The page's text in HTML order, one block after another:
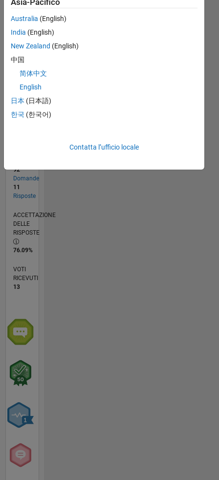
20
L
08/11
03/13
10/14
05/16
12/17
07/19
02/21
09/22
04/24
11/25
05/13
02/15
11/16
08/18
05/20
02/22
11/23
08/25
09/13
10/15
11/17
12/19
01/22
02/24
03/26
CRONOLOGIA
RANK
3.619
302.025
92
Domande
11
Risposte
ACCETTAZIONE
DELLE
RISPOSTE
76.09%
VOTI
RICEVUTI
13
Asia-Pacifico
Australia (English)
India (English)
New Zealand (English)
中国
简体中文
English
日本 (日本語)
한국 (한국어)
Contatta l’ufficio locale